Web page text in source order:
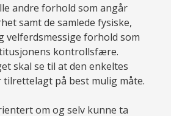
andre forhold som angår
samt de samlede fysiske,
velferdsmessige forhold som
kontrollsfære.
skal se til at den enkeltes
på best mulig måte.
om og selv kunne ta